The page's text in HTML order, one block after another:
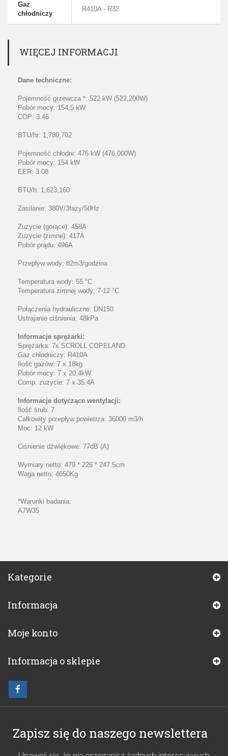
Gaz
chłodniczy
R410A - R32
WIĘCEJ INFORMACJI
Dane techniczne:
Pojemność grzewcza *: 522 kW (522,200W)
Pobór mocy: 154,5 kW
COP: 3.46
BTU/hr: 1,780,702
Pojemność chłodni: 476 kW (476,000W)
Pobór mocy: 154 kW
EER: 3.08
BTU/h: 1,623,160
Zasilanie: 380V/3fazy/50Hz
Zużycie (gorące): 458A
Zużycie (zimne): 417A
Pobór prądu: 496A
Przepływ wody: 82m3/godzina
Temperatura wody: 55 °C
Temperatura zimnej wody: 7-12 °C
Połączenia hydrauliczne: DN150
Ustrajanie ciśnienia: 48kPa
Informacje sprężarki:
Sprężarka: 7x SCROLL COPELAND
Gaz chłodniczy: R410A
Ilość gazów: 7 x 18kg
Pobór mocy: 7 x 20,4kW
Comp. zużycie: 7 x 35.4A
Informacje dotyczące wentylacji:
Ilość śrub: 7
Całkowity przepływ powietrza: 36000 m3/h
Moc: 12 kW
Ciśnienie dźwiękowe: 77dB (A)
Wymiary netto: 479 * 226 * 247.5cm
Waga netto: 4650Kg
*Warunki badania:
A7W35
Kategorie
Informacja
Moje konto
Informacja o sklepie
Zapisz się do naszego newslettera